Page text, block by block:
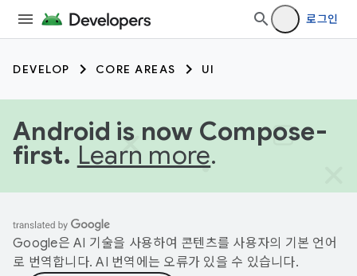
로그인
DEVELOP CORE AREAS UI
Android is now Compose-
first. Learn more.
Google은 AI 기술을 사용하여 콘텐츠를 사용자의 기본 언어
로 번역합니다. AI 번역에는 오류가 있을 수 있습니다.